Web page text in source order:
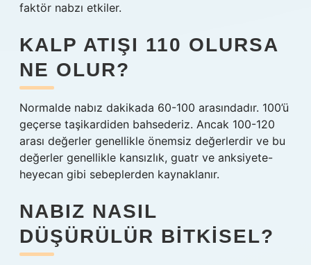
faktör nabzı etkiler.
KALP ATIŞI 110 OLURSA
NE OLUR?
Normalde nabız dakikada 60-100 arasındadır. 100’ü
geçerse taşikardiden bahsederiz. Ancak 100-120
arası değerler genellikle önemsiz değerlerdir ve bu
değerler genellikle kansızlık, guatr ve anksiyete-
heyecan gibi sebeplerden kaynaklanır.
NABIZ NASIL
DÜŞÜRÜLÜR BITKISEL?